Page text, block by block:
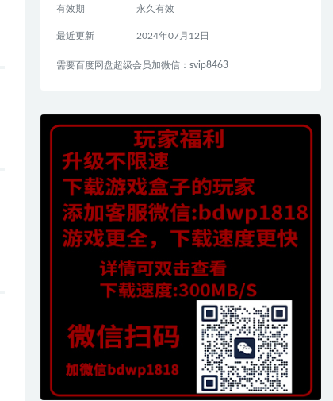
有效期 永久有效
最近更新 2024年07月12日
需要百度网盘超级会员加微信：svip8463